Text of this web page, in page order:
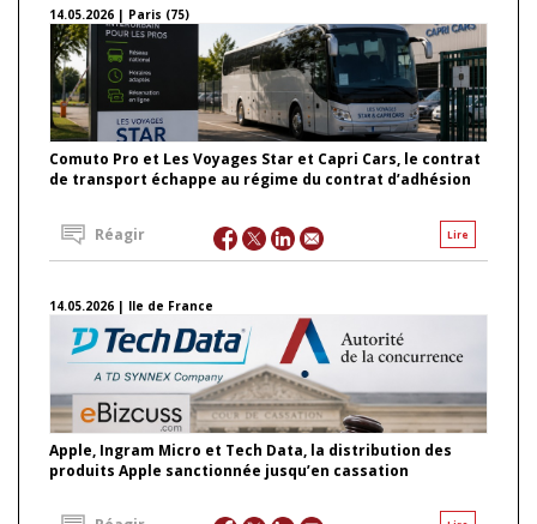
14.05.2026 | Paris (75)
Comuto Pro et Les Voyages Star et Capri Cars, le contrat
de transport échappe au régime du contrat d’adhésion
Lire
Réagir
14.05.2026 | Ile de France
Apple, Ingram Micro et Tech Data, la distribution des
produits Apple sanctionnée jusqu’en cassation